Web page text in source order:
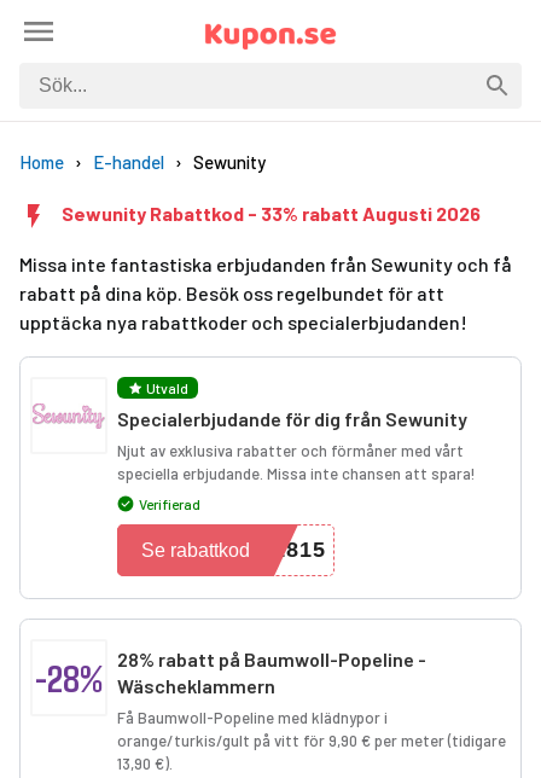
Home E-handel Sewunity
Sewunity Rabattkod - 33% rabatt Augusti 2026
Missa inte fantastiska erbjudanden från Sewunity och få
rabatt på dina köp. Besök oss regelbundet för att
upptäcka nya rabattkoder och specialerbjudanden!
Utvald
Specialerbjudande för dig från Sewunity
Njut av exklusiva rabatter och förmåner med vårt
speciella erbjudande. Missa inte chansen att spara!
Verifierad
1815
Se rabattkod
-28%
28% rabatt på Baumwoll-Popeline -
Wäscheklammern
Få Baumwoll-Popeline med klädnypor i
orange/turkis/gult på vitt för 9,90 € per meter (tidigare
13,90 €).